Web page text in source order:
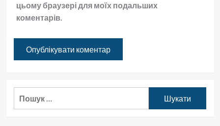
цьому браузері для моїх подальших
коментарів.